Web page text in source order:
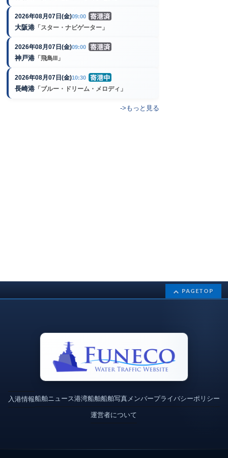
2026年08月07日(金)09:00
大阪港 「スター・ナビゲーター」
2026年08月07日(金)09:00
神戸港 「飛鳥III」
2026年08月07日(金)10:30
長崎港 「ブルー・ドリーム・メロディ」
->もっと見る
PAGETOP
入港情報船舶ニュース港湾船舶船舶写真メンバープライバシーポリシー
運営者について